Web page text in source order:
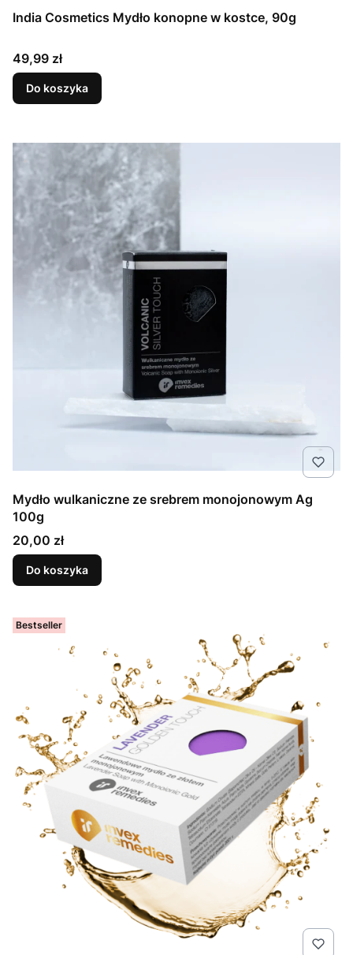
India Cosmetics Mydło konopne w kostce, 90g
Cena
49,99 zł
Do koszyka
Mydło wulkaniczne ze srebrem monojonowym Ag
100g
Cena
20,00 zł
Do koszyka
Bestseller